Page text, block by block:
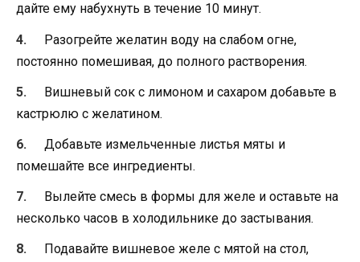
дайте ему набухнуть в течение 10 минут.
Разогрейте желатин воду на слабом огне,
постоянно помешивая, до полного растворения.
Вишневый сок с лимоном и сахаром добавьте в
кастрюлю с желатином.
Добавьте измельченные листья мяты и
помешайте все ингредиенты.
Вылейте смесь в формы для желе и оставьте на
несколько часов в холодильнике до застывания.
Подавайте вишневое желе с мятой на стол,